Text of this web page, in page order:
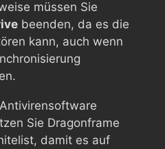
müssen Sie
beenden, da es die
kann, auch wenn
Sie Dragonframe
damit es auf